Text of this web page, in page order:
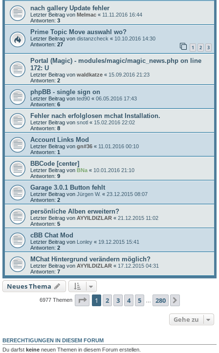
nach gallery Update fehler
Letzter Beitrag von Melmac « 11.11.2016 16:44
Antworten: 3
Prime Topic Move auswahl wo?
Letzter Beitrag von distanzcheck « 10.10.2016 14:30
Antworten: 27 1 2 3
Portal (Magic) - modules/magic/magic_news.php on line
172: U
Letzter Beitrag von waldkatze « 15.09.2016 21:23
Antworten: 2
phpBB - single sign on
Letzter Beitrag von ted90 « 06.05.2016 17:43
Antworten: 6
Fehler nach erfolglosen mchat Installation.
Letzter Beitrag von snotl « 15.02.2016 22:02
Antworten: 8
Account Links Mod
Letzter Beitrag von gn#36 « 11.01.2016 00:10
Antworten: 1
BBCode [center]
Letzter Beitrag von BNa « 10.01.2016 21:10
Antworten: 9
Garage 3.0.1 Button fehlt
Letzter Beitrag von Jürgen W. « 23.12.2015 08:07
Antworten: 2
persönliche Alben erweitern?
Letzter Beitrag von AYYILDIZLAR « 21.12.2015 11:02
Antworten: 5
cBB Chat Mod
Letzter Beitrag von Lonley « 19.12.2015 15:41
Antworten: 2
MChat Hintergrund verändern möglich?
Letzter Beitrag von AYYILDIZLAR « 17.12.2015 04:31
Antworten: 7
Neues Thema
6977 Themen Seite 1von 280
1 2 3 4 5 280
Gehe zu
BERECHTIGUNGEN IN DIESEM FORUM
Du darfst keine neuen Themen in diesem Forum erstellen.